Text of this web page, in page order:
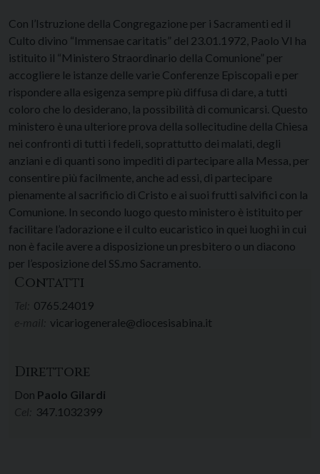
Con l’Istruzione della Congregazione per i Sacramenti ed il
Culto divino “Immensae caritatis” del 23.01.1972, Paolo VI ha
istituito il “Ministero Straordinario della Comunione” per
accogliere le istanze delle varie Conferenze Episcopali e per
rispondere alla esigenza sempre più diffusa di dare, a tutti
coloro che lo desiderano, la possibilità di comunicarsi. Questo
ministero è una ulteriore prova della sollecitudine della Chiesa
nei confronti di tutti i fedeli, soprattutto dei malati, degli
anziani e di quanti sono impediti di partecipare alla Messa, per
consentire più facilmente, anche ad essi, di partecipare
pienamente al sacrificio di Cristo e ai suoi frutti salvifici con la
Comunione. In secondo luogo questo ministero è istituito per
facilitare l’adorazione e il culto eucaristico in quei luoghi in cui
non è facile avere a disposizione un presbitero o un diacono
per l’esposizione del SS.mo Sacramento.
Contatti
0765.24019
vicariogenerale@diocesisabina.it
Direttore
Don Paolo Gilardi
347.1032399